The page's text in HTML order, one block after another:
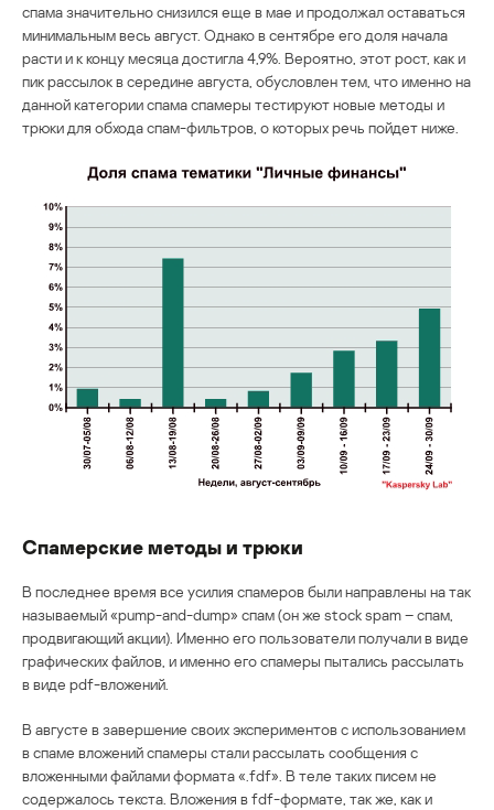
спама значительно снизился еще в мае и продолжал оставаться
минимальным весь август. Однако в сентябре его доля начала
расти и к концу месяца достигла 4,9%. Вероятно, этот рост, как и
пик рассылок в середине августа, обусловлен тем, что именно на
данной категории спама спамеры тестируют новые методы и
трюки для обхода спам-фильтров, о которых речь пойдет ниже.
Спамерские методы и трюки
В последнее время все усилия спамеров были направлены на так
называемый «pump-and-dump» спам (он же stock spam – спам,
продвигающий акции). Именно его пользователи получали в виде
графических файлов, и именно его спамеры пытались рассылать
в виде pdf-вложений.
В августе в завершение своих экспериментов с использованием
в спаме вложений спамеры стали рассылать сообщения с
вложенными файлами формата «.fdf». В теле таких писем не
содержалось текста. Вложения в fdf-формате, так же, как и